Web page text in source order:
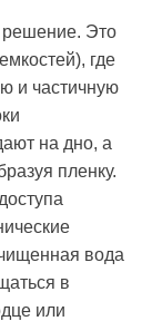
решение. Это
где
и частичную
на дно, а
пленку.
вода
в
или